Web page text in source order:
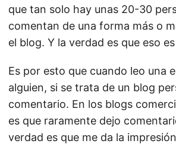
que tan solo hay unas 20-30
comentan de una forma más o
el blog. Y la verdad es que eso
Es por esto que cuando leo una
alguien, si se trata de un blog
comentario. En los blogs
es que raramente dejo
verdad es que me da la